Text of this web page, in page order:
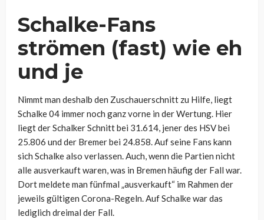
Schalke-Fans
strömen (fast) wie eh
und je
Nimmt man deshalb den Zuschauerschnitt zu Hilfe, liegt
Schalke 04 immer noch ganz vorne in der Wertung. Hier
liegt der Schalker Schnitt bei 31.614, jener des HSV bei
25.806 und der Bremer bei 24.858. Auf seine Fans kann
sich Schalke also verlassen. Auch, wenn die Partien nicht
alle ausverkauft waren, was in Bremen häufig der Fall war.
Dort meldete man fünfmal „ausverkauft“ im Rahmen der
jeweils gültigen Corona-Regeln. Auf Schalke war das
lediglich dreimal der Fall.